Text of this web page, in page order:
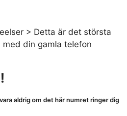
> Detta är det största
din gamla telefon
aldrig om det här numret ringer dig